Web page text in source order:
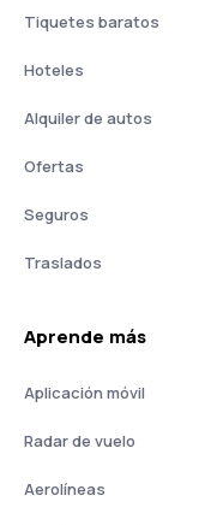
Tiquetes baratos
Hoteles
Alquiler de autos
Ofertas
Seguros
Traslados
Aprende más
Aplicación móvil
Radar de vuelo
Aerolíneas